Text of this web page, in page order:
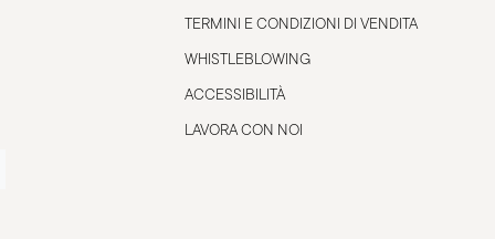
TERMINI E CONDIZIONI DI VENDITA
WHISTLEBLOWING
ACCESSIBILITÀ
LAVORA CON NOI